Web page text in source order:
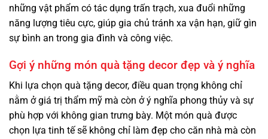
những vật phẩm có tác dụng trấn trạch, xua đuổi những
năng lượng tiêu cực, giúp gia chủ tránh xa vận hạn, giữ gìn
sự bình an trong gia đình và công việc.
Gợi ý những món quà tặng decor đẹp và ý nghĩa
Khi lựa chọn quà tặng decor, điều quan trọng không chỉ
nằm ở giá trị thẩm mỹ mà còn ở ý nghĩa phong thủy và sự
phù hợp với không gian trưng bày. Một món quà được
chọn lựa tinh tế sẽ không chỉ làm đẹp cho căn nhà mà còn